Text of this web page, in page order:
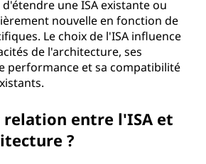
une ISA existante ou
nouvelle en fonction de
Le choix de l'ISA influence
de l'architecture, ses
performance et sa compatibilité
relation entre l'ISA et
?